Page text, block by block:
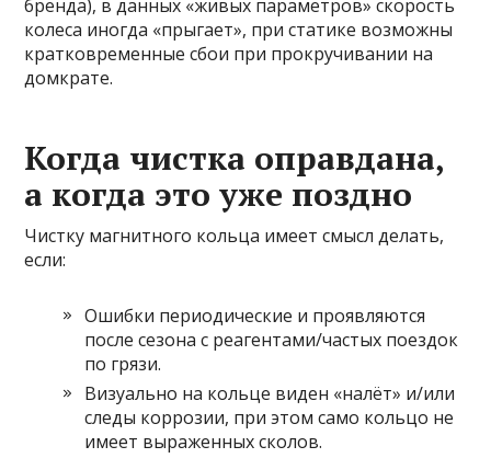
бренда), в данных «живых параметров» скорость
колеса иногда «прыгает», при статике возможны
кратковременные сбои при прокручивании на
домкрате.
Когда чистка оправдана,
а когда это уже поздно
Чистку магнитного кольца имеет смысл делать,
если:
Ошибки периодические и проявляются
после сезона с реагентами/частых поездок
по грязи.
Визуально на кольце виден «налёт» и/или
следы коррозии, при этом само кольцо не
имеет выраженных сколов.